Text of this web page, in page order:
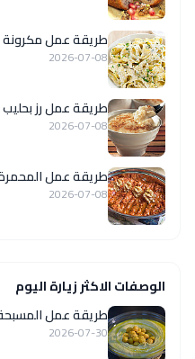
طريقة عمل
2026-07-08
طريقة عمل رز بحليب سوري
2026-07-08
طريقة عمل المحمرة
2026-07-08
الوصفات الاكثر زيارة اليوم
‏طريقة عمل
2026-07-30